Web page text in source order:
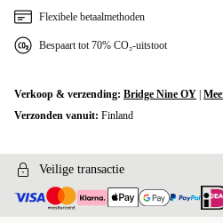
Flexibele betaalmethoden
Bespaart tot 70% CO₂-uitstoot
Verkoop & verzending: Bridge Nine OY
Verzonden vanuit: Finland
Veilige transactie